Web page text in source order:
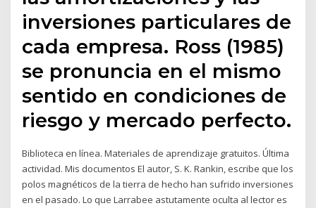
inversiones particulares de
cada empresa. Ross (1985)
se pronuncia en el mismo
sentido en condiciones de
riesgo y mercado perfecto.
Biblioteca en línea. Materiales de aprendizaje gratuitos. Última
actividad. Mis documentos El autor, S. K. Rankin, escribe que los
polos magnéticos de la tierra de hecho han sufrido inversiones
en el pasado. Lo que Larrabee astutamente oculta al lector es